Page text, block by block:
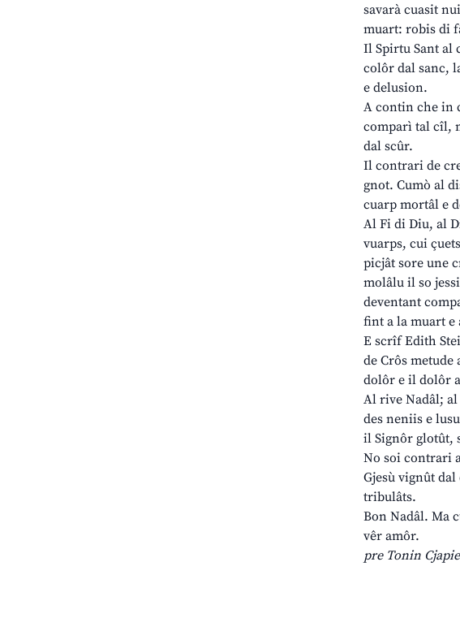
savarà cuasit
muart: robis di
Il Spirtu Sant al
colôr dal sanc,
e delusion.
A contin che in
comparì tal cîl,
dal scûr.
Il contrari de
gnot. Cumò al
cuarp mortâl e
Al Fi di Diu, al
vuarps, cui
picjât sore une
molâlu il so
deventant
fint a la muart e
E scrîf Edith
de Crôs
dolôr e il dolôr
Al rive Nadâl;
des neniis e
il Signôr glotût,
No soi contrari
Gjesù vignût
tribulâts.
Bon Nadâl. Ma
vêr amôr.
pre Tonin